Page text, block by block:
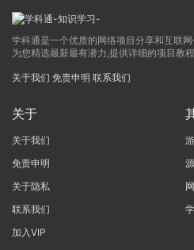
学科通是一个优质的网络项目分享和互联
为您精选最新最有潜力,提供详细的项目教
关于我们 免责申明 联系我们
关于
关于我们
免责申明
关于隐私
联系我们
加入VIP